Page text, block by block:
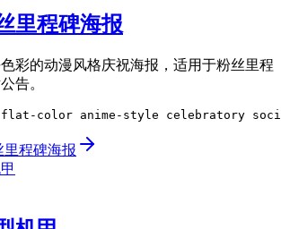
里程碑海报
彩的动漫风格庆祝海报，适用于粉丝里程
告。
color anime-style celebratory
里程碑海报